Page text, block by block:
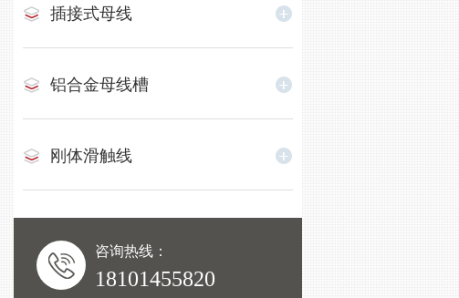
插接式母线
铝合金母线槽
刚体滑触线
咨询热线：
18101455820